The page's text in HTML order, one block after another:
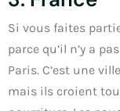
Si vous faites
parce qu’il n’y a
Paris. C’est une
mais ils croient